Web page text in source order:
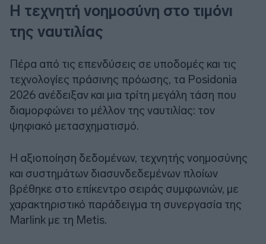
Η τεχνητή νοημοσύνη στο τιμόνι
της ναυτιλίας
Πέρα από τις επενδύσεις σε υποδομές και τις
τεχνολογίες πράσινης πρόωσης, τα Posidonia
2026 ανέδειξαν και μια τρίτη μεγάλη τάση που
διαμορφώνει το μέλλον της ναυτιλίας: τον
ψηφιακό μετασχηματισμό.
Η αξιοποίηση δεδομένων, τεχνητής νοημοσύνης
και συστημάτων διασυνδεδεμένων πλοίων
βρέθηκε στο επίκεντρο σειράς συμφωνιών, με
χαρακτηριστικό παράδειγμα τη συνεργασία της
Marlink με τη Metis.